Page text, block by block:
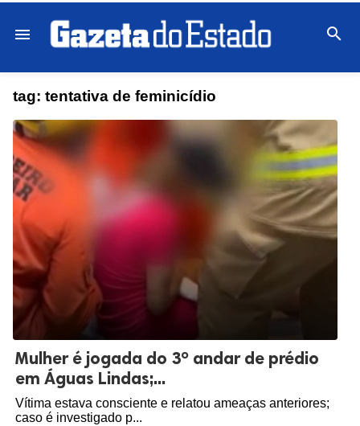
menu 
tag: tentativa de feminicídio
Mulher é jogada do 3º andar de prédio
em Águas Lindas;...
Vítima estava consciente e relatou ameaças anteriores;
caso é investigado p...